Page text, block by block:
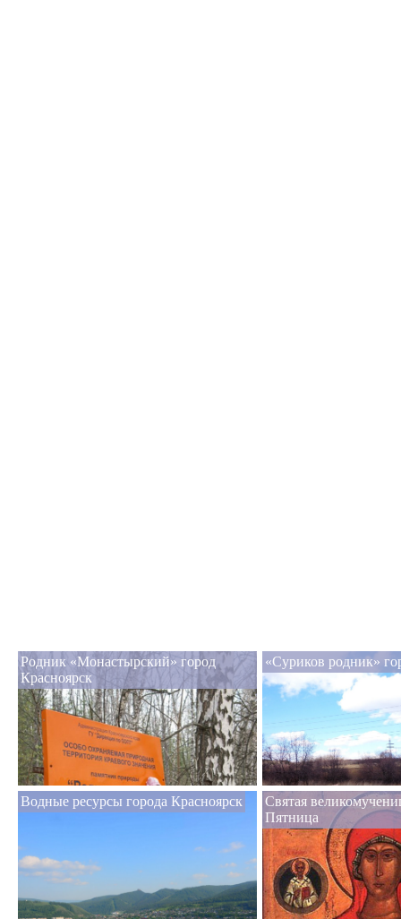
Родник «Монастырский» город
Красноярск
«Суриков родник»
Водные ресурсы города Красноярск
Святая
Пятница